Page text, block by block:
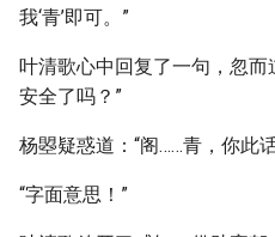
我‘青’即可。”
叶清歌心中回复了一句，忽而
安全了吗？”
杨曌疑惑道：“阁……青，你此
“字面意思！”